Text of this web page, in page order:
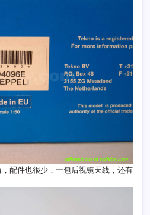
配件也很少，一包后视镜天线，还有